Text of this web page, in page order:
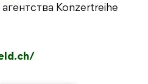
Konzertreihe